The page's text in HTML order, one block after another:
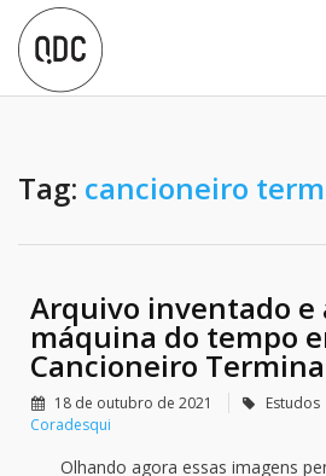
Tag: cancioneiro
Arquivo inventado e
máquina do tempo
Cancioneiro
18 de outubro de 2021 Estudos
Coradesqui
Olhando agora essas imagens